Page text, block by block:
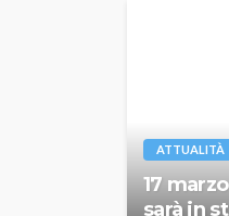
ATTUALITÀ
17
sarà in